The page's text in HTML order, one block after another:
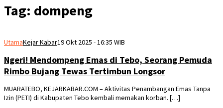
Tag: dompeng
UtamaKejar Kabar19 Okt 2025 - 16:35 WIB
Ngeri! Mendompeng Emas di Tebo, Seorang Pemuda
Rimbo Bujang Tewas Tertimbun Longsor
MUARATEBO, KEJARKABAR.COM – Aktivitas Penambangan Emas Tanpa
Izin (PETI) di Kabupaten Tebo kembali memakan korban. […]